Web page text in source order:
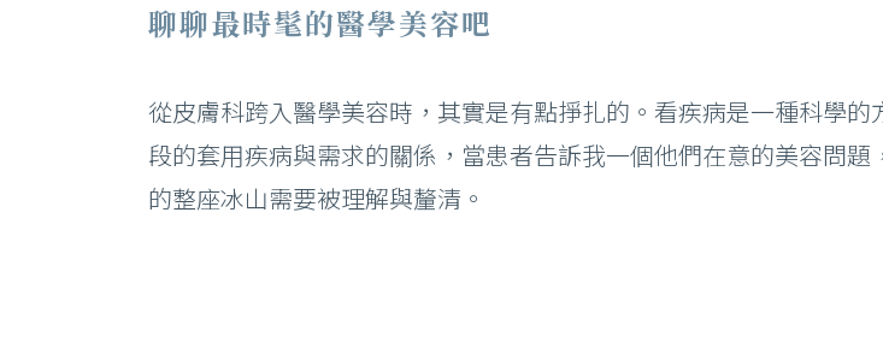
聊聊最時髦的醫學美容吧
從皮膚科跨入醫學美容時，其實是有點掙扎的。看疾病是一種科學
段的套用疾病與需求的關係，當患者告訴我一個他們在意的美容問
的整座冰山需要被理解與釐清。